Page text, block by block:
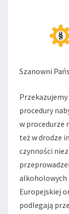
Szanowni
procedury
w procedurze
też w drodze
czynności
alkoholowych
Europejskiej
podlegają